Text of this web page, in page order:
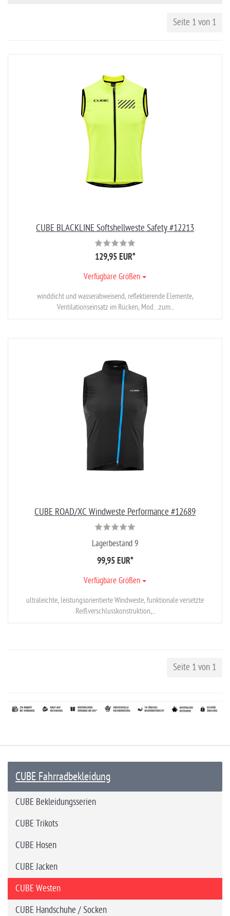
Seite 1 von 1
CUBE BLACKLINE Softshellweste Safety #12213
129,95 EUR*
Verfügbare Größen
winddicht und wasserabweisend, reflektierende Elemente,
Ventilationseinsatz im Rücken, Mod…zum...
CUBE ROAD/XC Windweste Performance #12689
Lagerbestand 9
99,95 EUR*
Verfügbare Größen
ultraleichte, leistungsorientierte Windweste, funktionale versetzte
Reißverschlusskonstruktion,...
Seite 1 von 1
CUBE Fahrradbekleidung
CUBE Bekleidungsserien
CUBE Trikots
CUBE Hosen
CUBE Jacken
CUBE Westen
CUBE Handschuhe / Socken